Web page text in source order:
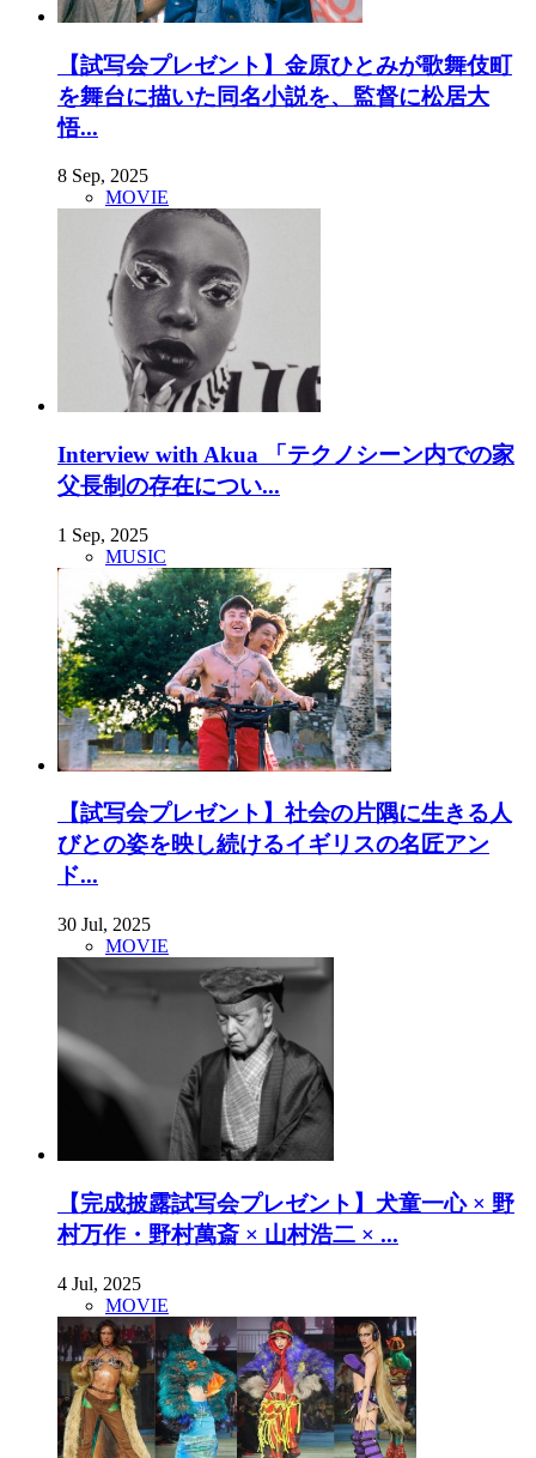
【試写会プレゼント】金原ひとみが歌舞伎町
を舞台に描いた同名小説を、監督に松居大
悟...
8 Sep, 2025
MOVIE
Interview with Akua 「テクノシーン内での家
父長制の存在につい...
1 Sep, 2025
MUSIC
【試写会プレゼント】社会の片隅に生きる人
びとの姿を映し続けるイギリスの名匠アン
ド...
30 Jul, 2025
MOVIE
【完成披露試写会プレゼント】犬童一心 × 野
村万作・野村萬斎 × 山村浩二 × ...
4 Jul, 2025
MOVIE